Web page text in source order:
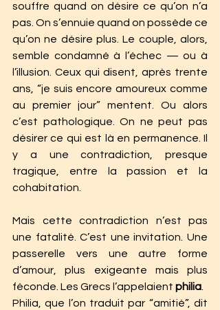
souffre quand on désire ce qu’on n’a
pas. On s’ennuie quand on possède ce
qu’on ne désire plus. Le couple, alors,
semble condamné à l’échec — ou à
l’illusion. Ceux qui disent, après trente
ans, “je suis encore amoureux comme
au premier jour” mentent. Ou alors
c’est pathologique. On ne peut pas
désirer ce qui est là en permanence. Il
y a une contradiction, presque
tragique, entre la passion et la
cohabitation.
Mais cette contradiction n’est pas
une fatalité. C’est une invitation. Une
passerelle vers une autre forme
d’amour, plus exigeante mais plus
féconde. Les Grecs l’appelaient philia.
Philia, que l’on traduit par “amitié”, dit